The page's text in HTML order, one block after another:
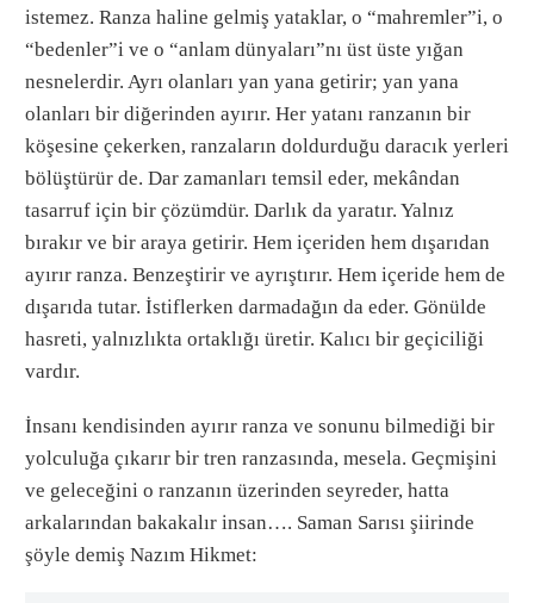
istemez. Ranza haline gelmiş yataklar, o “mahremler”i, o
“bedenler”i ve o “anlam dünyaları”nı üst üste yığan
nesnelerdir. Ayrı olanları yan yana getirir; yan yana
olanları bir diğerinden ayırır. Her yatanı ranzanın bir
köşesine çekerken, ranzaların doldurduğu daracık yerleri
bölüştürür de. Dar zamanları temsil eder, mekândan
tasarruf için bir çözümdür. Darlık da yaratır. Yalnız
bırakır ve bir araya getirir. Hem içeriden hem dışarıdan
ayırır ranza. Benzeştirir ve ayrıştırır. Hem içeride hem de
dışarıda tutar. İstiflerken darmadağın da eder. Gönülde
hasreti, yalnızlıkta ortaklığı üretir. Kalıcı bir geçiciliği
vardır.
İnsanı kendisinden ayırır ranza ve sonunu bilmediği bir
yolculuğa çıkarır bir tren ranzasında, mesela. Geçmişini
ve geleceğini o ranzanın üzerinden seyreder, hatta
arkalarından bakakalır insan…. Saman Sarısı şiirinde
şöyle demiş Nazım Hikmet: